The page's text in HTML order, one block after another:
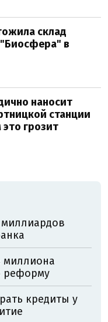
склад
в
наносит
станции
грозит
миллиона
реформу
кредиты у